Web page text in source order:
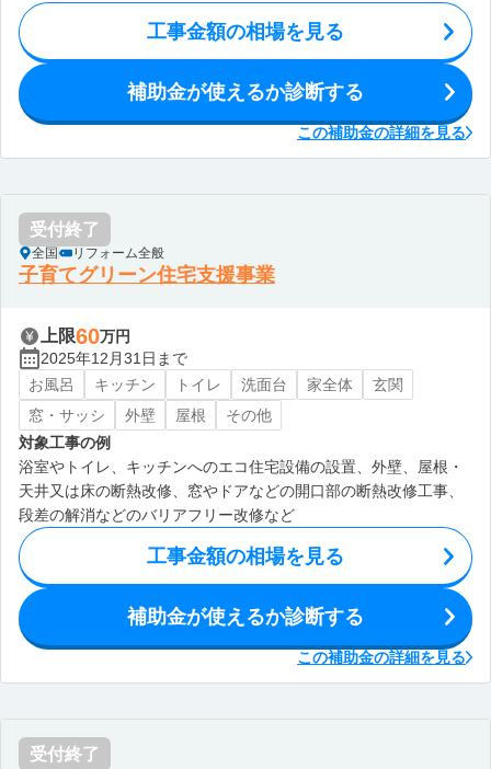
工事金額の相場を見る
補助金が使えるか診断する
この補助金の詳細を見る
受付終了
全国 リフォーム全般
子育てグリーン住宅支援事業
上限60万円
2025年12月31日まで
お風呂
キッチン トイレ 洗面台 家全体
玄関
窓・サッシ
外壁 屋根
その他
対象工事の例
浴室やトイレ、キッチンへのエコ住宅設備の設置、外壁、屋根・
天井又は床の断熱改修、窓やドアなどの開口部の断熱改修工事、
段差の解消などのバリアフリー改修など
工事金額の相場を見る
補助金が使えるか診断する
この補助金の詳細を見る
受付終了